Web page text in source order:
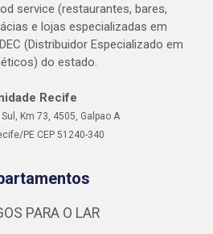
service (restaurantes, bares,
e lojas especializadas em
(Distribuidor Especializado em
do estado.
Recife
Km 73, 4505, Galpao A
PE CEP 51240-340
PARA O LAR